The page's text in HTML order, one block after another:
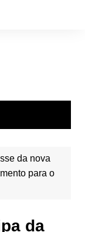
da nova
para o
da